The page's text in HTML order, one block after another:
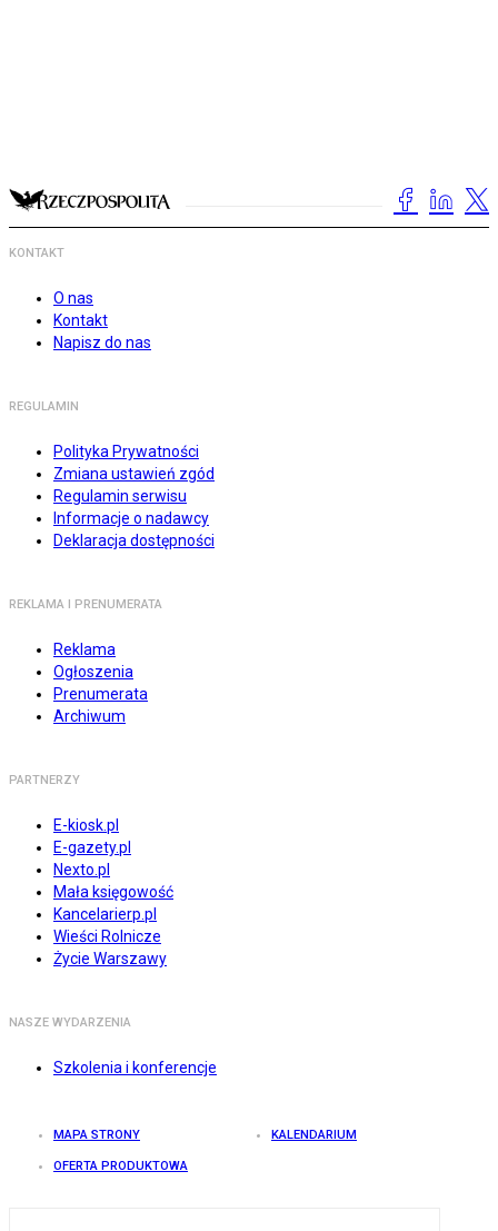
KONTAKT
O nas
Kontakt
Napisz do nas
REGULAMIN
Polityka Prywatności
Zmiana ustawień zgód
Regulamin serwisu
Informacje o nadawcy
Deklaracja dostępności
REKLAMA I PRENUMERATA
Reklama
Ogłoszenia
Prenumerata
Archiwum
PARTNERZY
E-kiosk.pl
E-gazety.pl
Nexto.pl
Mała księgowość
Kancelarierp.pl
Wieści Rolnicze
Życie Warszawy
NASZE WYDARZENIA
Szkolenia i konferencje
MAPA STRONY KALENDARIUM
OFERTA PRODUKTOWA